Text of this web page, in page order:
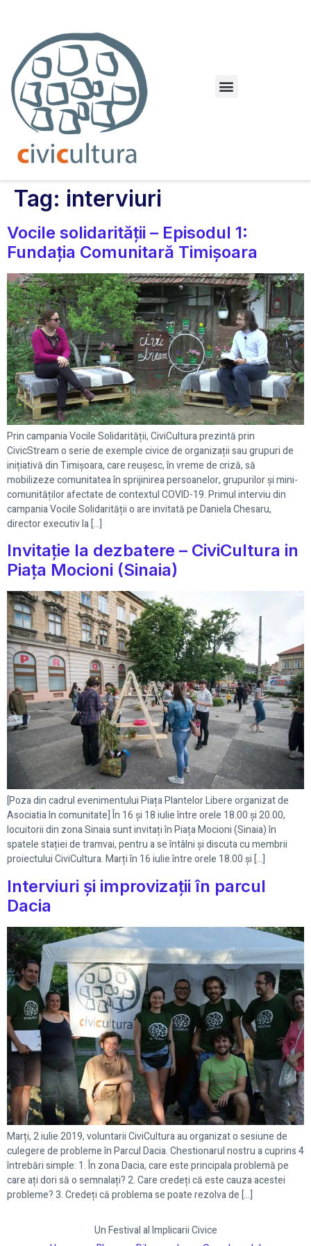
Tag: interviuri
Vocile solidarității – Episodul 1:
Fundația Comunitară Timișoara
Prin campania Vocile Solidarității, CiviCultura prezintă prin
CivicStream o serie de exemple civice de organizații sau grupuri de
inițiativă din Timișoara, care reușesc, în vreme de criză, să
mobilizeze comunitatea în sprijinirea persoanelor, grupurilor și mini-
comunităților afectate de contextul COVID-19. Primul interviu din
campania Vocile Solidarității o are invitată pe Daniela Chesaru,
director executiv la […]
Invitație la dezbatere – CiviCultura in
Piața Mocioni (Sinaia)
[Poza din cadrul evenimentului Piața Plantelor Libere organizat de
Asociatia In comunitate] În 16 și 18 iulie între orele 18.00 și 20.00,
locuitorii din zona Sinaia sunt invitați în Piața Mocioni (Sinaia) în
spatele stației de tramvai, pentru a se întâlni și discuta cu membrii
proiectului CiviCultura. Marți în 16 iulie între orele 18.00 și […]
Interviuri și improvizații în parcul
Dacia
Marți, 2 iulie 2019, voluntarii CiviCultura au organizat o sesiune de
culegere de probleme în Parcul Dacia. Chestionarul nostru a cuprins 4
întrebări simple: 1. În zona Dacia, care este principala problemă pe
care ați dori să o semnalați? 2. Care credeți că este cauza acestei
probleme? 3. Credeți că problema se poate rezolva de […]
Un Festival al Implicarii Civice